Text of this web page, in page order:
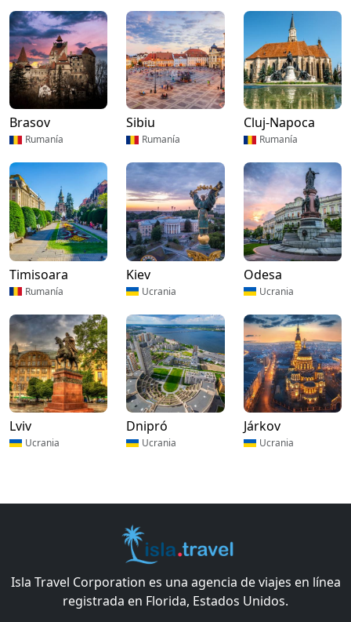
Brasov
Rumanía
Sibiu
Rumanía
Cluj-Napoca
Rumanía
Timisoara
Rumanía
Kiev
Ucrania
Odesa
Ucrania
Lviv
Ucrania
Dnipró
Ucrania
Járkov
Ucrania
Isla Travel Corporation es una agencia de viajes en línea
registrada en Florida, Estados Unidos.